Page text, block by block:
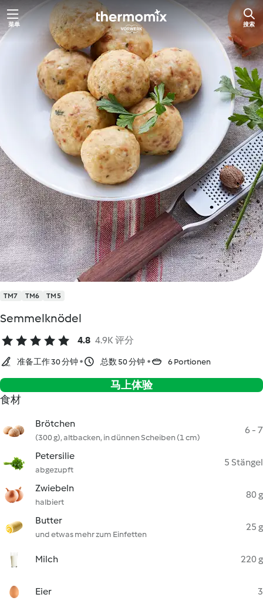
跳
至
菜单 搜索
TM7 TM6 TM5
Semmelknödel
4.8 4.9K 评分
准备工作 30 分钟 总数 50 分钟 6 Portionen
马上体验
食材
Brötchen
(300 g), altbacken, in dünnen Scheiben (1 cm)
6 - 7
Petersilie
abgezupft
5 Stängel
Zwiebeln
halbiert
80 g
Butter
und etwas mehr zum Einfetten
25 g
Milch 220 g
Eier 3